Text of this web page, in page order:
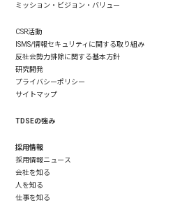
ミッション・ビジョン・バリュー
CSR活動
ISMS/情報セキュリティに関する取り組み
反社会勢力排除に関する基本方針
研究開発
プライバシーポリシー
サイトマップ
TDSEの強み
採用情報
採用情報ニュース
会社を知る
人を知る
仕事を知る